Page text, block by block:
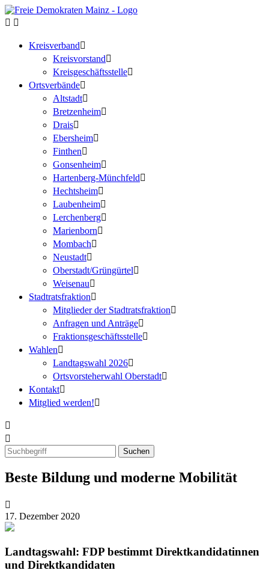
Kreisverband
Kreisvorstand
Kreisgeschäftsstelle
Ortsverbände
Altstadt
Bretzenheim
Drais
Ebersheim
Finthen
Gonsenheim
Hartenberg-Münchfeld
Hechtsheim
Laubenheim
Lerchenberg
Marienborn
Mombach
Neustadt
Oberstadt/Grüngürtel
Weisenau
Stadtratsfraktion
Mitglieder der Stadtratsfraktion
Anfragen und Anträge
Fraktionsgeschäftsstelle
Wahlen
Landtagswahl 2026
Ortsvorsteherwahl Oberstadt
Kontakt
Mitglied werden!
Beste Bildung und moderne Mobilität
17. Dezember 2020
Landtagswahl: FDP bestimmt Direktkandidatinnen
und Direktkandidaten